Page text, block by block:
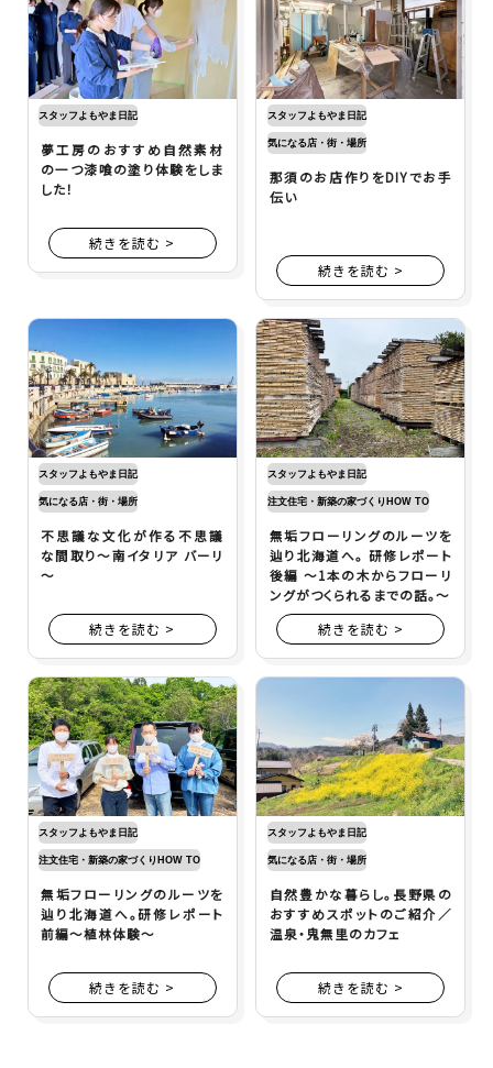
スタッフよもやま日記
夢工房のおすすめ自然素材
の一つ漆喰の塗り体験をしま
した！
続きを読む >
スタッフよもやま日記
気になる店・街・場所
那須のお店作りをDIYでお手
伝い
続きを読む >
スタッフよもやま日記
気になる店・街・場所
不思議な文化が作る不思議
な間取り～南イタリア バーリ
～
続きを読む >
スタッフよもやま日記
注文住宅・新築の家づくりHOW TO
無垢フローリングのルーツを
辿り北海道へ。 研修レポート
後編 ～1本の木からフローリ
ングがつくられるまでの話。～
続きを読む >
スタッフよもやま日記
注文住宅・新築の家づくりHOW TO
無垢フローリングのルーツを
辿り北海道へ。研修レポート
前編～植林体験～
続きを読む >
スタッフよもやま日記
気になる店・街・場所
自然豊かな暮らし。長野県の
おすすめスポットのご紹介／
温泉・鬼無里のカフェ
続きを読む >